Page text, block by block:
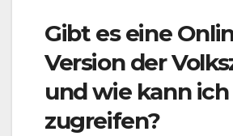
Gibt es eine
Version der
und wie kann
zugreifen?